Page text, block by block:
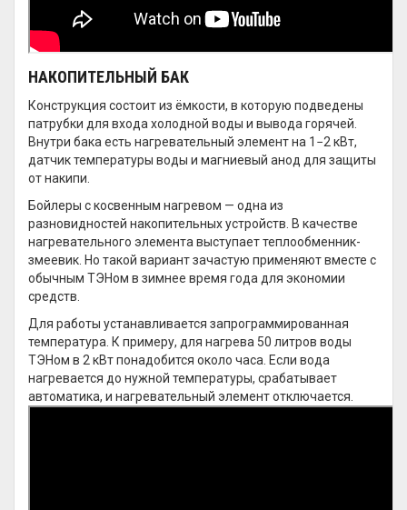
НАКОПИТЕЛЬНЫЙ БАК
Конструкция состоит из ёмкости, в которую подведены
патрубки для входа холодной воды и вывода горячей.
Внутри бака есть нагревательный элемент на 1−2 кВт,
датчик температуры воды и магниевый анод для защиты
от накипи.
Бойлеры с косвенным нагревом — одна из
разновидностей накопительных устройств. В качестве
нагревательного элемента выступает теплообменник-
змеевик. Но такой вариант зачастую применяют вместе с
обычным ТЭНом в зимнее время года для экономии
средств.
Для работы устанавливается запрограммированная
температура. К примеру, для нагрева 50 литров воды
ТЭНом в 2 кВт понадобится около часа. Если вода
нагревается до нужной температуры, срабатывает
автоматика, и нагревательный элемент отключается.